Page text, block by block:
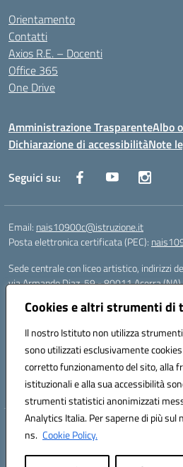
Cookies e altri strumenti di
Il nostro Istituto non utilizza
sono utilizzati esclusivamente
corretto funzionamento del sito, alla
istituzionali e alla sua accessibilità
strumenti statistici anonimizzati
Analytics Italia. Per saperne di più sul
ns. Cookie Policy.
Orientamento
Contatti
Axios R.E. – Docenti
Office 365
One Drive
Amministrazione TrasparenteAlbo
Dichiarazione di accessibilitàNote
Seguici su:
Email: nais10900c@istruzione.it
Posta elettronica certificata (PEC):
Sede centrale con liceo artistico, indirizzi
via Armando Diaz, 59 - 80011 Acerra
via T. Campanella, 80011 Acerra (NA),
Sede succursale con liceo musicale:
via S. Pellico, 80011 Acerra (NA), tel:
Email: nais10900c@istruzione.it | PEC:
Nome Ufficio PA: Uff_eFatturaPA | Codice
C.Fisc: 93056740637
Hosting & Powered by
Concept & Design by